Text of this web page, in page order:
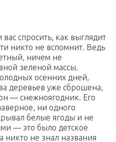
спросить, как выглядит
никто не вспомнит. Ведь
ничем не
зеленой массы.
осенних дней,
деревьев уже сброшена,
— снежноягодник. Его
ни одного
белые ягоды и не
— это было детское
никто не знал названия